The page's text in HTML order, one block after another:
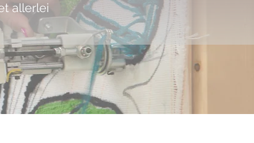
allerlei